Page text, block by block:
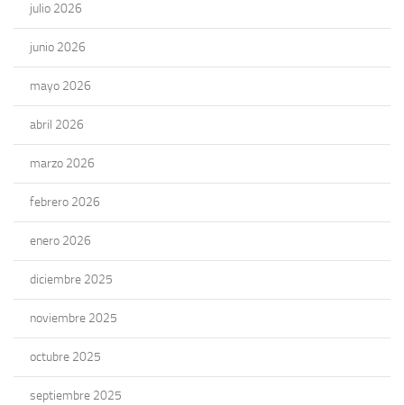
julio 2026
junio 2026
mayo 2026
abril 2026
marzo 2026
febrero 2026
enero 2026
diciembre 2025
noviembre 2025
octubre 2025
septiembre 2025